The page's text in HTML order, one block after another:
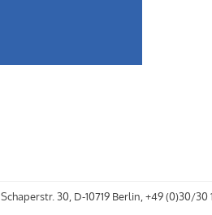
, Schaperstr. 30, D-10719 Berlin, +49 (0)30/30